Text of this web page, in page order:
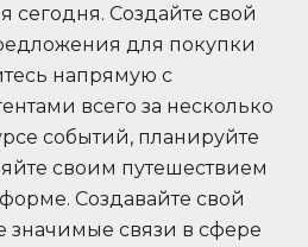
Создайте свой
для покупки
напрямую с
всего за несколько
событий, планируйте
своим путешествием
Создавайте свой
значимые связи в сфере